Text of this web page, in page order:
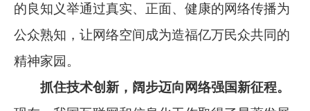
的良知义举通过真实、正面、健康的网络传播为
公众熟知，让网络空间成为造福亿万民众共同的
精神家园。
抓住技术创新，阔步迈向网络强国新征程。